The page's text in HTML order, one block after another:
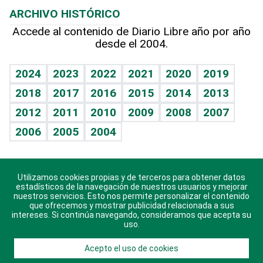
Hablando con el pediatra
Vida y familia
Eñe
Celebrando la vida
Sin complejos
En pocas palabras
Escuchando al corazón
Economía Personal
Línea de hit
TBT Deportivo
Más firmas
Hecho en casa
Guía del dinero
Cumpleaños
Horóscopos
Crucigramas
ARCHIVO HISTÓRICO
Accede al contenido de Diario Libre año por año
desde el 2004.
2024 2023 2022 2021 2020
2019
2018
2017 2016 2015 2014
2013
2012
2011 2010 2009 2008
2007
2006
2005 2004
Descarga nuestras aplicaciones para Android, iOS y
sistema Huawei.
© 2021 Diario Libre, todos los derechos reservados.
Utilizamos cookies propias y de terceros para obtener datos
estadísticos de la navegación de nuestros usuarios y mejorar
nuestros servicios. Esto nos permite personalizar el contenido
que ofrecemos y mostrar publicidad relacionada a sus
intereses. Si continúa navegando, consideramos que acepta su
uso.
Acepto el uso de cookies